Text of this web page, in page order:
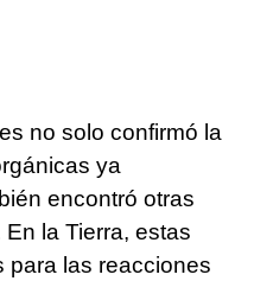
no solo confirmó la
ya
encontró otras
En la Tierra, estas
para las reacciones